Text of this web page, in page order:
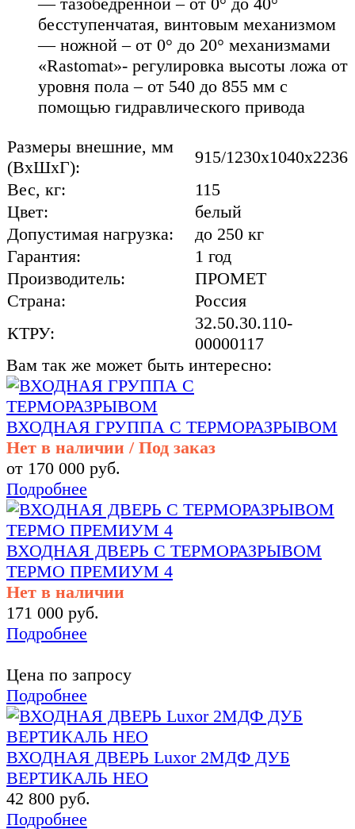
бесступенчатая, винтовым механизмом
— ножной – от 0° до 20° механизмами
«Rastomat»- регулировка высоты ложа от
уровня пола – от 540 до 855 мм с
помощью гидравлического привода
Размеры внешние, мм
(ВхШхГ):
915/1230x1040x2236
Вес, кг:
115
Цвет:
белый
Допустимая нагрузка:
до 250 кг
Гарантия:
1 год
Производитель:
ПРОМЕТ
Страна:
Россия
КТРУ:
32.50.30.110-
00000117
Вам так же может быть интересно:
ВХОДНАЯ ГРУППА С ТЕРМОРАЗРЫВОМ
Нет в наличии / Под заказ
от 170 000 руб.
Подробнее
ВХОДНАЯ ДВЕРЬ С ТЕРМОРАЗРЫВОМ
ТЕРМО ПРЕМИУМ 4
Нет в наличии
171 000 руб.
Подробнее
Цена по запросу
Подробнее
ВХОДНАЯ ДВЕРЬ Luxor 2МДФ ДУБ
ВЕРТИКАЛЬ НЕО
42 800 руб.
Подробнее